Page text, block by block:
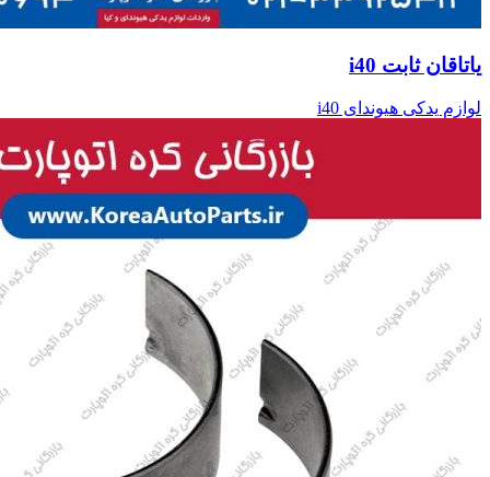
یاتاقان ثابت i40
لوازم یدکی هیوندای i40